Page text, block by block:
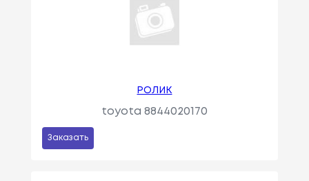
РОЛИК
toyota 8844020170
Заказать